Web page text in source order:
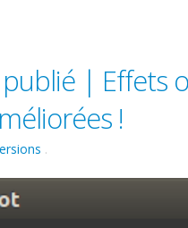
| Effets
!
.